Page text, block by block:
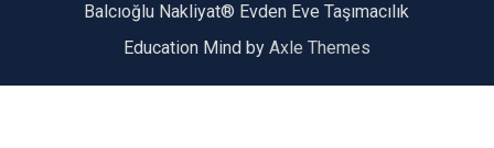
Balcıoğlu Nakliyat® Evden Eve Taşımacılık
Education Mind by Axle Themes